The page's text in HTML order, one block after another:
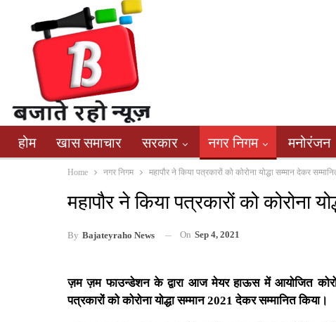
होम खास समाचार सरकार नगर निगम मनोरंजन
Home नगर निगम महापौर ने किया पत्रकारों को कोरोना योद्धा सम्मान देकर
महापौर ने किया पत्रकारों को कोरोना
By Bajateyraho News On Sep 4, 2021
ज़म ज़म फाउन्डेशन के द्वारा आज मेयर हाऊस में आयोजित
पत्रकारों को कोरोना योद्धा सम्मान 2021 देकर सम्मानित किया।